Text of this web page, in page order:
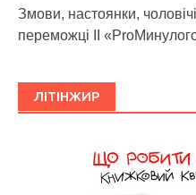
Змови, настоянки,
переможці ІІ
ЛІТІНЖИР